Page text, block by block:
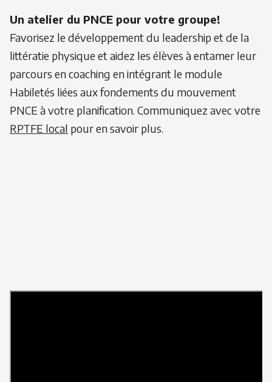
Un atelier du PNCE pour votre groupe!
Favorisez le développement du leadership et de la
littératie physique et aidez les élèves à entamer leur
parcours en coaching en intégrant le module
Habiletés liées aux fondements du mouvement
PNCE à votre planification. Communiquez avec votre
RPTFE local pour en savoir plus.